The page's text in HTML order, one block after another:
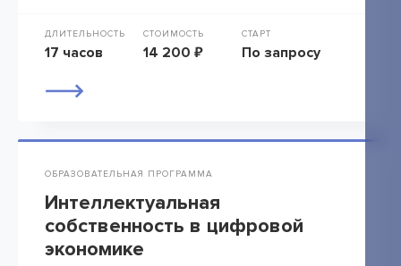
ДЛИТЕЛЬНОСТЬ
17 часов
СТОИМОСТЬ
14 200 ₽
СТАРТ
По запросу
ОБРАЗОВАТЕЛЬНАЯ ПРОГРАММА
Интеллектуальная
собственность в цифровой
экономике